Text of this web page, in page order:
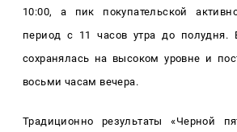
10:00, а пик покупательской
период с 11 часов утра до полудня.
сохранялась на высоком уровне и
восьми часам вечера.
Традиционно результаты «Черной